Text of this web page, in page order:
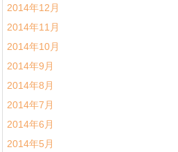
2014年12月
2014年11月
2014年10月
2014年9月
2014年8月
2014年7月
2014年6月
2014年5月